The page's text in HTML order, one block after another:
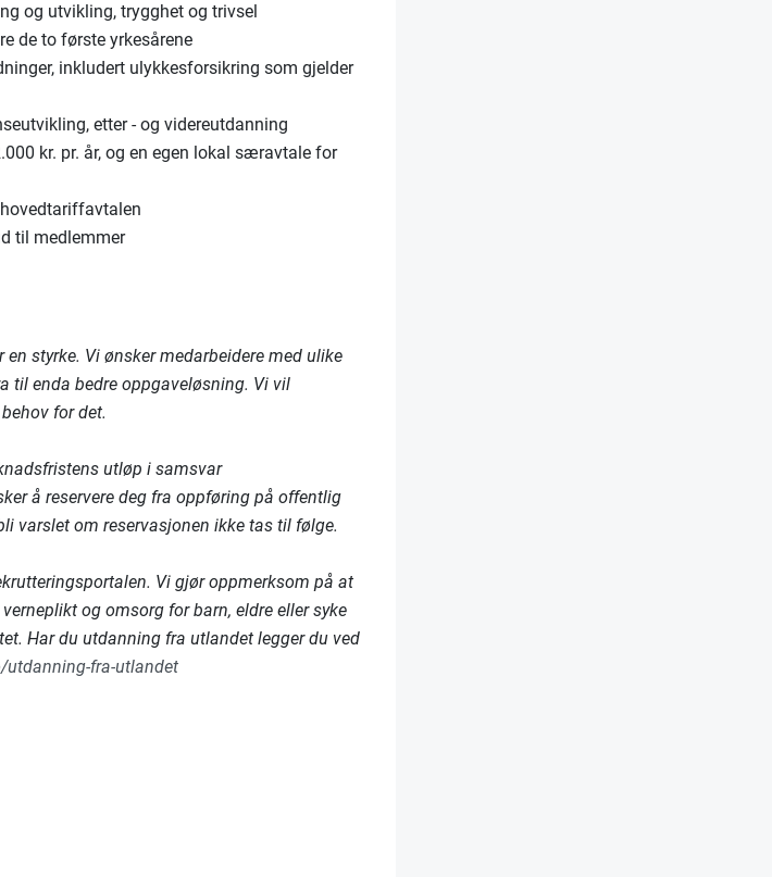
og utvikling, trygghet og trivsel
de to første yrkesårene
inkludert ulykkesforsikring som gjelder
etter - og videreutdanning
kr. pr. år, og en egen lokal særavtale for
til medlemmer
styrke. Vi ønsker medarbeidere med ulike
til enda bedre oppgaveløsning. Vi vil
for det.
utløp i samsvar
å reservere deg fra oppføring på offentlig
varslet om reservasjonen ikke tas til følge.
Vi gjør oppmerksom på at
og omsorg for barn, eldre eller syke
Har du utdanning fra utlandet legger du ved
utdanning-fra-utlandet